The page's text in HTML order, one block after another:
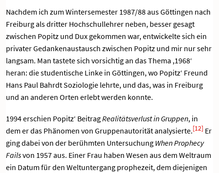
Nachdem ich zum Wintersemester 1987/88 aus Göttingen nach
Freiburg als dritter Hochschullehrer neben, besser gesagt
zwischen Popitz und Dux gekommen war, entwickelte sich ein
privater Gedankenaustausch zwischen Popitz und mir nur sehr
langsam. Man tastete sich vorsichtig an das Thema ,1968‘
heran: die studentische Linke in Göttingen, wo Popitz‘ Freund
Hans Paul Bahrdt Soziologie lehrte, und das, was in Freiburg
und an anderen Orten erlebt werden konnte.
1994 erschien Popitz‘ BeitragRealitätsverlust in Gruppen, in
dem er das Phänomen von Gruppenautorität analysierte.[12] Er
ging dabei von der berühmten Untersuchung When Prophecy
Failsvon 1957 aus. Einer Frau haben Wesen aus dem Weltraum
ein Datum für den Weltuntergang prophezeit, dem diejenigen